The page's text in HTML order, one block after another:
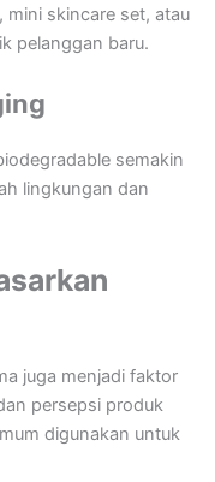
mini skincare set, atau
pelanggan baru.
semakin
lingkungan dan
juga menjadi faktor
persepsi produk
digunakan untuk